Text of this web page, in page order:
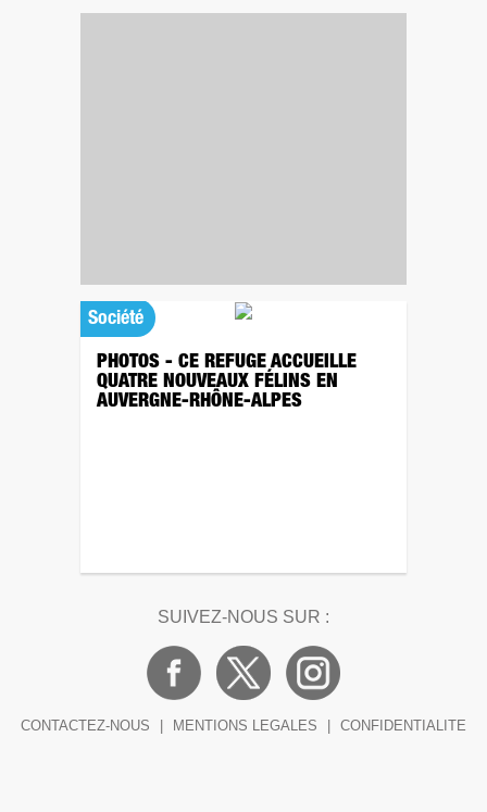
Société
PHOTOS - CE REFUGE ACCUEILLE
QUATRE NOUVEAUX FÉLINS EN
AUVERGNE-RHÔNE-ALPES
SUIVEZ-NOUS SUR :
CONTACTEZ-NOUS MENTIONS LEGALES CONFIDENTIALITE